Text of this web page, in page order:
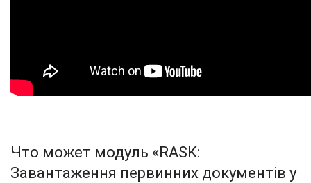
Что может модуль «RASK:
Завантаження первинних документів у